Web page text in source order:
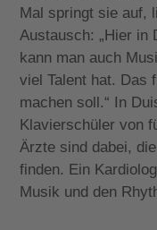
Mal springt sie auf,
Austausch: „Hier in
kann man auch
viel Talent hat. Das
machen soll.“ In
Klavierschüler von
Ärzte sind dabei,
finden. Ein
Musik und den